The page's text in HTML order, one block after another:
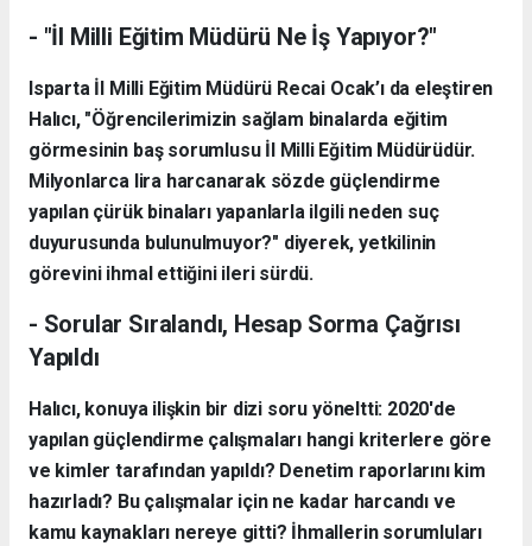
- "İl Milli Eğitim Müdürü Ne İş Yapıyor?"
Isparta İl Milli Eğitim Müdürü Recai Ocak’ı da eleştiren
Halıcı, "Öğrencilerimizin sağlam binalarda eğitim
görmesinin baş sorumlusu İl Milli Eğitim Müdürüdür.
Milyonlarca lira harcanarak sözde güçlendirme
yapılan çürük binaları yapanlarla ilgili neden suç
duyurusunda bulunulmuyor?" diyerek, yetkilinin
görevini ihmal ettiğini ileri sürdü.
- Sorular Sıralandı, Hesap Sorma Çağrısı
Yapıldı
Halıcı, konuya ilişkin bir dizi soru yöneltti: 2020'de
yapılan güçlendirme çalışmaları hangi kriterlere göre
ve kimler tarafından yapıldı? Denetim raporlarını kim
hazırladı? Bu çalışmalar için ne kadar harcandı ve
kamu kaynakları nereye gitti? İhmallerin sorumluları